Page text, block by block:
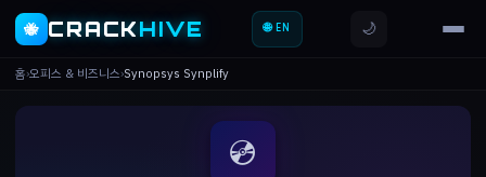
🐝 CRACKHIVE 🌐 EN 🌙
홈›오피스 & 비즈니스›Synopsys Synplify
💿